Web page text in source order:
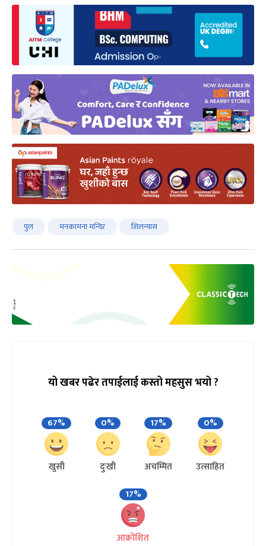
पुल मनकामना मन्दिर शिलन्यास
यो खबर पढेर तपाईलाई कस्तो महसुस भयो ?
67%
खुसी
0%
दुःखी
17%
अचम्मित
0%
उत्साहित
17%
आक्रोशित